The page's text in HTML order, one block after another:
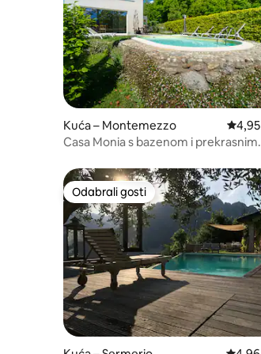
Kuća – Montemezzo
Casa Monia s bazenom i prekrasnim
Odabrali gosti
Odabrali gosti